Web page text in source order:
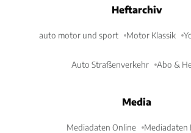
Heftarchiv
auto motor und sport Motor Klassik
Auto Straßenverkehr Abo &
Media
Mediadaten Online Mediadaten